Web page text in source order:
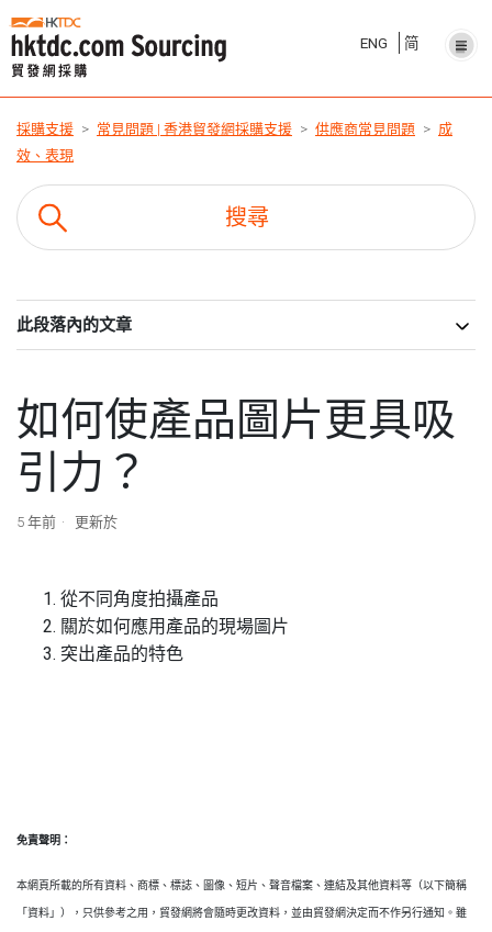
ENG 简
採購支援 常見問題 | 香港貿發網採購支援 供應商常見問題
成
效、表現
此段落內的文章
如何使產品圖片更具吸
引力？
5 年前 更新於
從不同角度拍攝產品
關於如何應用產品的現場圖片
突出產品的特色
免責聲明：
本網頁所載的所有資料、商標、標誌、圖像、短片、聲音檔案、連結及其他資料等（以下簡稱
「資料」），只供參考之用，貿發網將會隨時更改資料，並由貿發網決定而不作另行通知。雖